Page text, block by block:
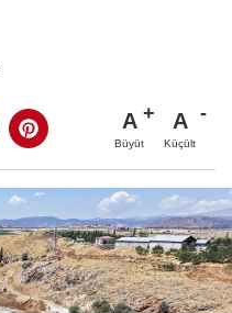
A
Büyüt
A
Küçült